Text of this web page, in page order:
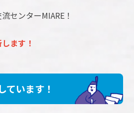
センターMIARE！
ます！
ています！